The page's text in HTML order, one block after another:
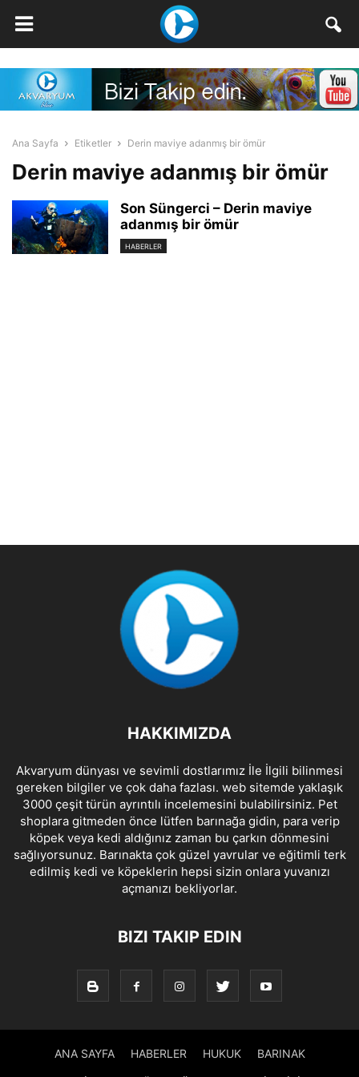
Ana Sayfa Etiketler Derin maviye adanmış bir ömür
Derin maviye adanmış bir ömür
Son Süngerci – Derin maviye
adanmış bir ömür
HABERLER
HAKKIMIZDA
Akvaryum dünyası ve sevimli dostlarımız İle İlgili bilinmesi
gereken bilgiler ve çok daha fazlası. web sitemde yaklaşık
3000 çeşit türün ayrıntılı incelemesini bulabilirsiniz. Pet
shoplara gitmeden önce lütfen barınağa gidin, para verip
köpek veya kedi aldığınız zaman bu çarkın dönmesini
sağlıyorsunuz. Barınakta çok güzel yavrular ve eğitimli terk
edilmiş kedi ve köpeklerin hepsi sizin onlara yuvanızı
açmanızı bekliyorlar.
BIZI TAKIP EDIN
ANA SAYFA HABERLER HUKUK BARINAK